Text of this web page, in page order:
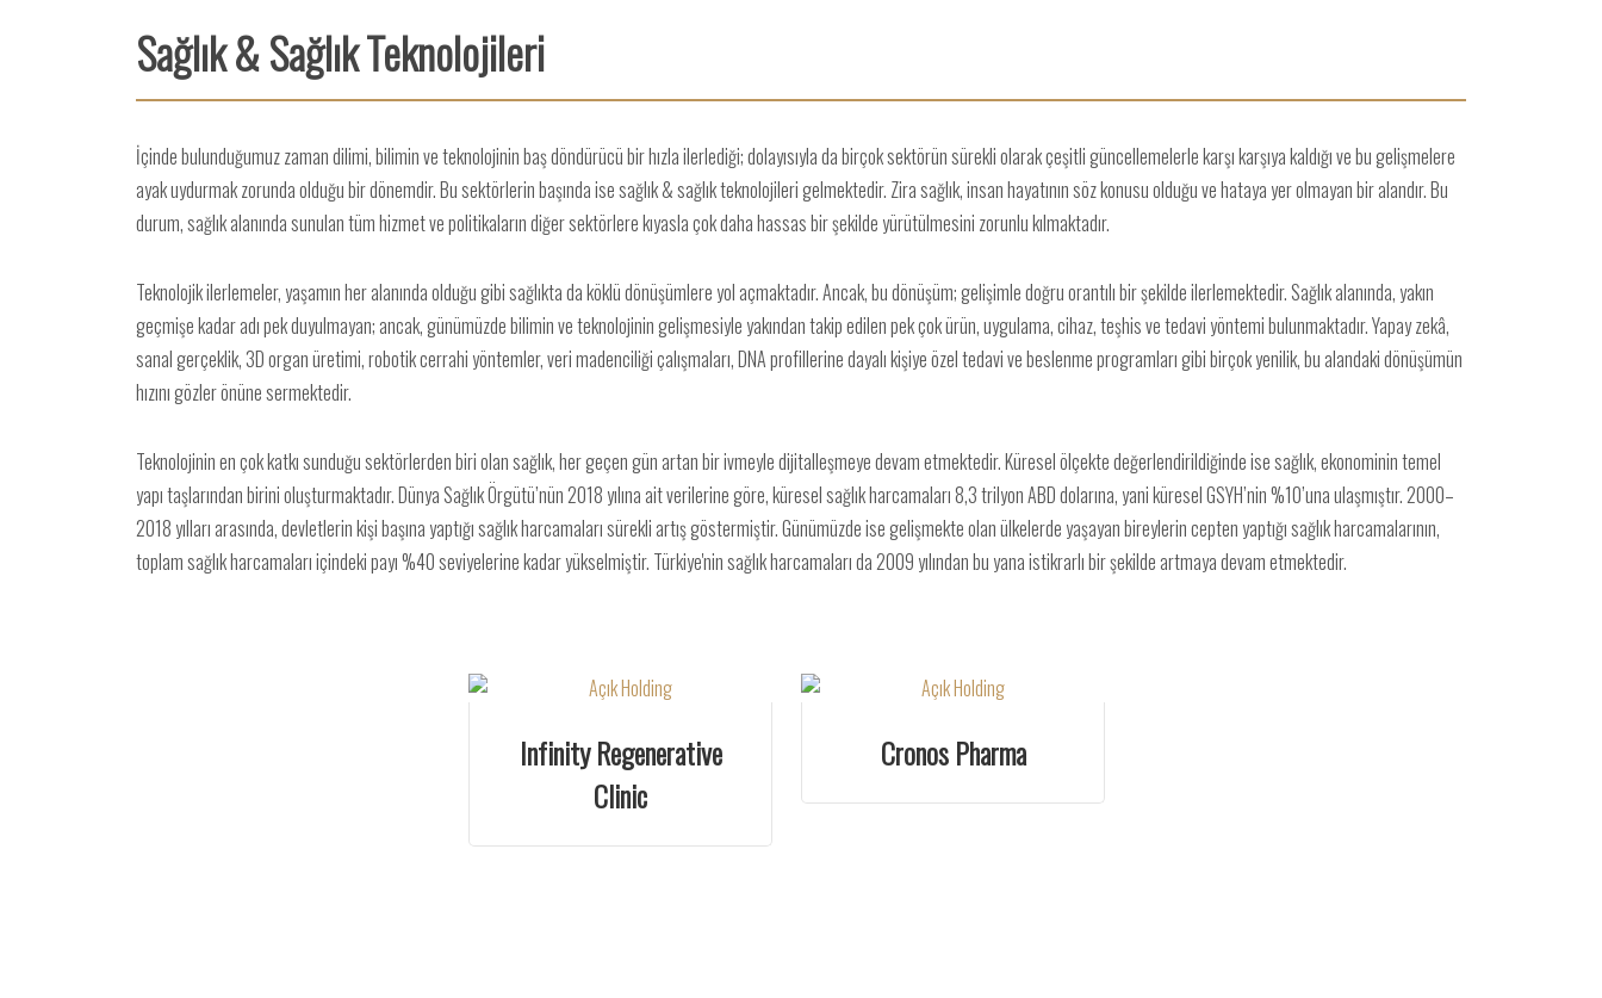
Sağlık & Sağlık Teknolojileri
İçinde bulunduğumuz zaman dilimi, bilimin ve teknolojinin baş döndürücü bir hızla ilerlediği; dolayısıyla da birçok sektörün sürekli olarak çeşitli güncellemelerle karşı karşıya kaldığı ve bu gelişmelere
ayak uydurmak zorunda olduğu bir dönemdir. Bu sektörlerin başında ise sağlık & sağlık teknolojileri gelmektedir. Zira sağlık, insan hayatının söz konusu olduğu ve hataya yer olmayan bir alandır. Bu
durum, sağlık alanında sunulan tüm hizmet ve politikaların diğer sektörlere kıyasla çok daha hassas bir şekilde yürütülmesini zorunlu kılmaktadır.
Teknolojik ilerlemeler, yaşamın her alanında olduğu gibi sağlıkta da köklü dönüşümlere yol açmaktadır. Ancak, bu dönüşüm; gelişimle doğru orantılı bir şekilde ilerlemektedir. Sağlık alanında, yakın
geçmişe kadar adı pek duyulmayan; ancak, günümüzde bilimin ve teknolojinin gelişmesiyle yakından takip edilen pek çok ürün, uygulama, cihaz, teşhis ve tedavi yöntemi bulunmaktadır. Yapay zekâ,
sanal gerçeklik, 3D organ üretimi, robotik cerrahi yöntemler, veri madenciliği çalışmaları, DNA profillerine dayalı kişiye özel tedavi ve beslenme programları gibi birçok yenilik, bu alandaki dönüşümün
hızını gözler önüne sermektedir.
Teknolojinin en çok katkı sunduğu sektörlerden biri olan sağlık, her geçen gün artan bir ivmeyle dijitalleşmeye devam etmektedir. Küresel ölçekte değerlendirildiğinde ise sağlık, ekonominin temel
yapı taşlarından birini oluşturmaktadır. Dünya Sağlık Örgütü’nün 2018 yılına ait verilerine göre, küresel sağlık harcamaları 8,3 trilyon ABD dolarına, yani küresel GSYH’nin %10’una ulaşmıştır. 2000–
2018 yılları arasında, devletlerin kişi başına yaptığı sağlık harcamaları sürekli artış göstermiştir. Günümüzde ise gelişmekte olan ülkelerde yaşayan bireylerin cepten yaptığı sağlık harcamalarının,
toplam sağlık harcamaları içindeki payı %40 seviyelerine kadar yükselmiştir. Türkiye'nin sağlık harcamaları da 2009 yılından bu yana istikrarlı bir şekilde artmaya devam etmektedir.
Infinity Regenerative
Clinic
Cronos Pharma